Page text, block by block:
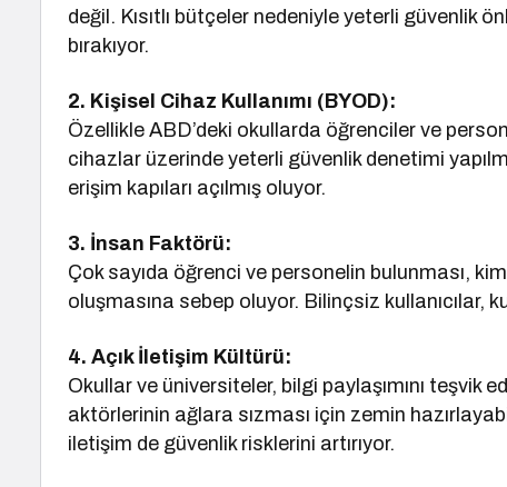
değil. Kısıtlı bütçeler nedeniyle yeterli güvenlik
bırakıyor.
2. Kişisel Cihaz Kullanımı (BYOD):
Özellikle ABD’deki okullarda öğrenciler ve
cihazlar üzerinde yeterli güvenlik denetimi
erişim kapıları açılmış oluyor.
3. İnsan Faktörü:
Çok sayıda öğrenci ve personelin bulunması,
oluşmasına sebep oluyor. Bilinçsiz kullanıcılar,
4. Açık İletişim Kültürü:
Okullar ve üniversiteler, bilgi paylaşımını teşvik
aktörlerinin ağlara sızması için zemin
iletişim de güvenlik risklerini artırıyor.